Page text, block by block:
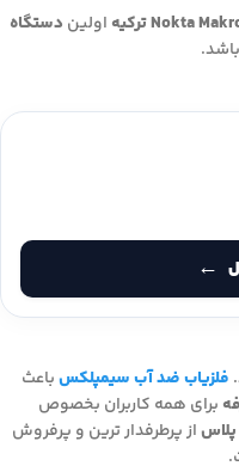
اولین دستگاه
فلزیاب ضد آب سیمپلکسباعث
برای همه کاربران بخصوص
از پرطرفدار ترین و پرفروش